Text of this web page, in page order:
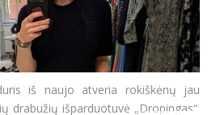
iš naujo atveria rokiškėnų jau
drabužių išparduotuvė „Dropingas“.